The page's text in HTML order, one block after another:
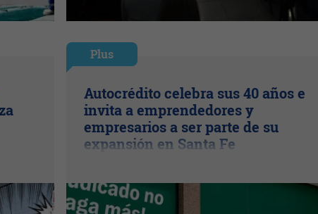
Plus
Autocrédito celebra sus 40 años e
invita a emprendedores y
empresarios a ser parte de su
expansión en Santa Fe